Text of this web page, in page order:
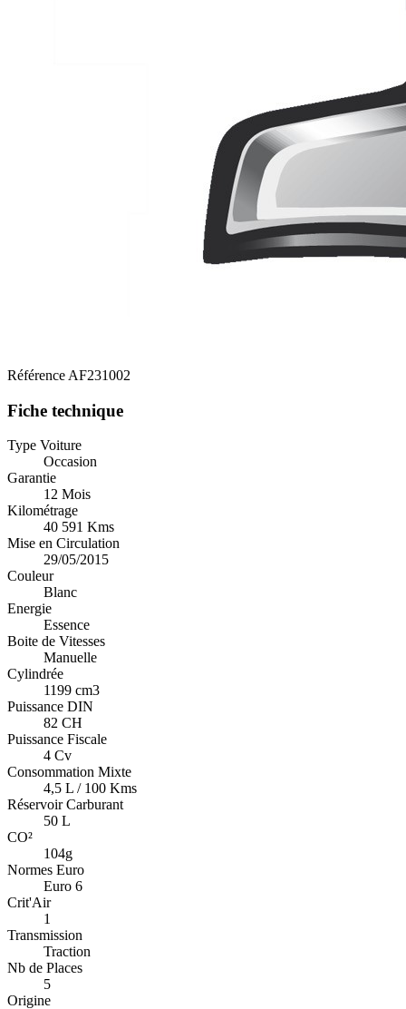
Référence AF231002
Fiche technique
Type Voiture
Occasion
Garantie
12 Mois
Kilométrage
40 591 Kms
Mise en Circulation
29/05/2015
Couleur
Blanc
Energie
Essence
Boite de Vitesses
Manuelle
Cylindrée
1199 cm3
Puissance DIN
82 CH
Puissance Fiscale
4 Cv
Consommation Mixte
4,5 L / 100 Kms
Réservoir Carburant
50 L
CO²
104g
Normes Euro
Euro 6
Crit'Air
1
Transmission
Traction
Nb de Places
5
Origine